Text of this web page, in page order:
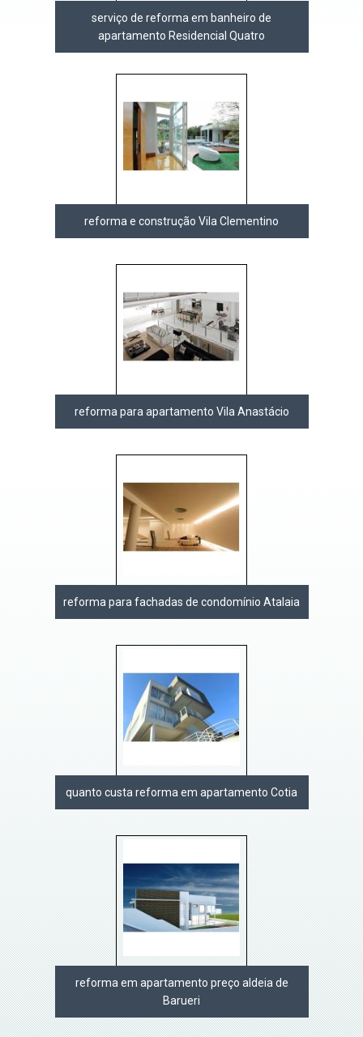
serviço de reforma em banheiro de
apartamento Residencial Quatro
reforma e construção Vila Clementino
reforma para apartamento Vila Anastácio
reforma para fachadas de condomínio Atalaia
quanto custa reforma em apartamento Cotia
reforma em apartamento preço aldeia de
Barueri